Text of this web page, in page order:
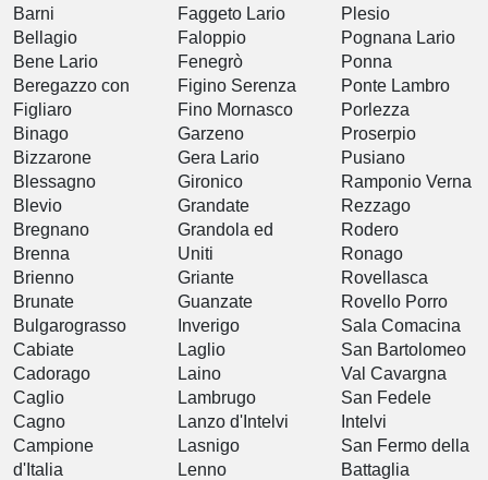
Barni
Bellagio
Bene Lario
Beregazzo con
Figliaro
Binago
Bizzarone
Blessagno
Blevio
Bregnano
Brenna
Brienno
Brunate
Bulgarograsso
Cabiate
Cadorago
Caglio
Cagno
Campione
d'Italia
Faggeto Lario
Faloppio
Fenegrò
Figino Serenza
Fino Mornasco
Garzeno
Gera Lario
Gironico
Grandate
Grandola ed
Uniti
Griante
Guanzate
Inverigo
Laglio
Laino
Lambrugo
Lanzo d'Intelvi
Lasnigo
Lenno
Plesio
Pognana Lario
Ponna
Ponte Lambro
Porlezza
Proserpio
Pusiano
Ramponio Verna
Rezzago
Rodero
Ronago
Rovellasca
Rovello Porro
Sala Comacina
San Bartolomeo
Val Cavargna
San Fedele
Intelvi
San Fermo della
Battaglia